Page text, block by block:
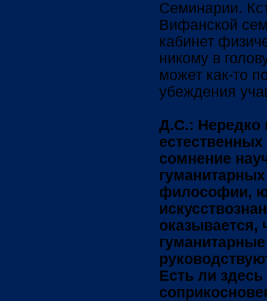
Семинарии.
Вифанской
кабинет
никому в
может как-то
убеждения
Д.С.: Нередко
естественных
сомнение
философии,
оказывается,
Есть ли